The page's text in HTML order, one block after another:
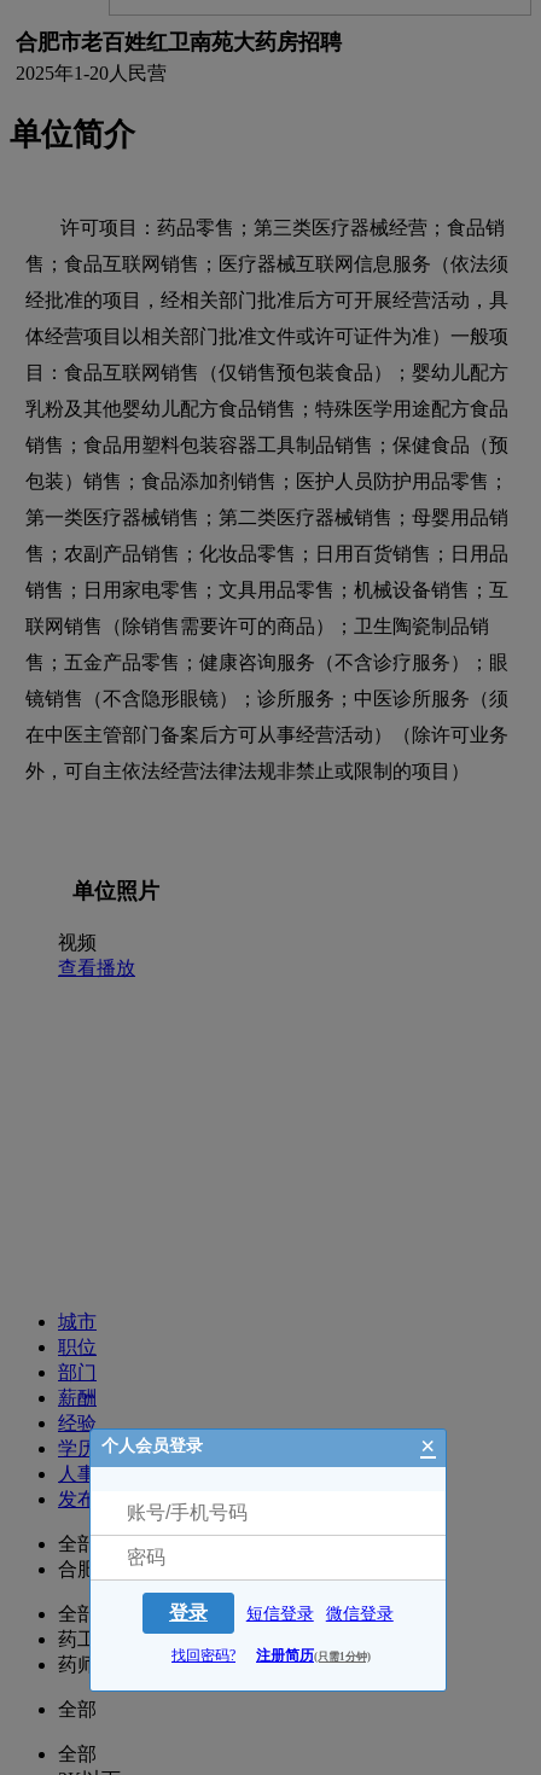
合肥市老百姓红卫南苑大药房招聘
2025年1-20人 民营
单位简介
许可项目：药品零售；第三类医疗器械经营；食品销
售；食品互联网销售；医疗器械互联网信息服务（依法须
经批准的项目，经相关部门批准后方可开展经营活动，具
体经营项目以相关部门批准文件或许可证件为准）一般项
目：食品互联网销售（仅销售预包装食品）；婴幼儿配方
乳粉及其他婴幼儿配方食品销售；特殊医学用途配方食品
销售；食品用塑料包装容器工具制品销售；保健食品（预
包装）销售；食品添加剂销售；医护人员防护用品零售；
第一类医疗器械销售；第二类医疗器械销售；母婴用品销
售；农副产品销售；化妆品零售；日用百货销售；日用品
销售；日用家电零售；文具用品零售；机械设备销售；互
联网销售（除销售需要许可的商品）；卫生陶瓷制品销
售；五金产品零售；健康咨询服务（不含诊疗服务）；眼
镜销售（不含隐形眼镜）；诊所服务；中医诊所服务（须
在中医主管部门备案后方可从事经营活动）（除许可业务
外，可自主依法经营法律法规非禁止或限制的项目）
单位照片
视频
查看播放
城市
职位
部门
薪酬
经验
学历
人事
发布时间
全部
合肥
全部
药工/药士/营业员/收银
药师/执业药师
全部
全部
个人会员登录 ×
登录 短信登录 微信登录
找回密码? 注册简历(只需1分钟)